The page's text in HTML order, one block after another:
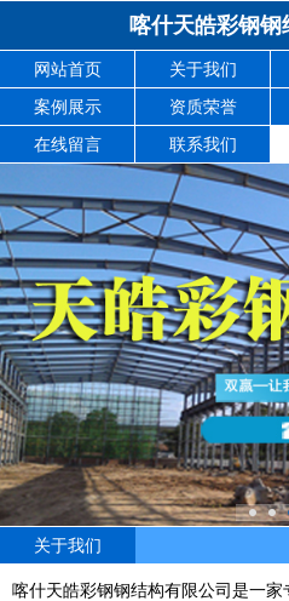
喀什天皓彩钢钢
网站首页 关于我们
案例展示
资质荣誉
在线留言
联系我们
关于我们
喀什天皓彩钢钢结构有限公司是一